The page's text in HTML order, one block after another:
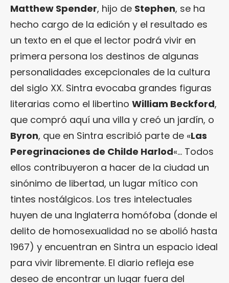
Matthew Spender, hijo de Stephen, se ha
hecho cargo de la edición y el resultado es
un texto en el que el lector podrá vivir en
primera persona los destinos de algunas
personalidades excepcionales de la cultura
del siglo XX. Sintra evocaba grandes figuras
literarias como el libertino William Beckford,
que compró aquí una villa y creó un jardín, o
Byron, que en Sintra escribió parte de «Las
Peregrinaciones de Childe Harlod«… Todos
ellos contribuyeron a hacer de la ciudad un
sinónimo de libertad, un lugar mítico con
tintes nostálgicos. Los tres intelectuales
huyen de una Inglaterra homófoba (donde el
delito de homosexualidad no se abolió hasta
1967) y encuentran en Sintra un espacio ideal
para vivir libremente. El diario refleja ese
deseo de encontrar un lugar fuera del